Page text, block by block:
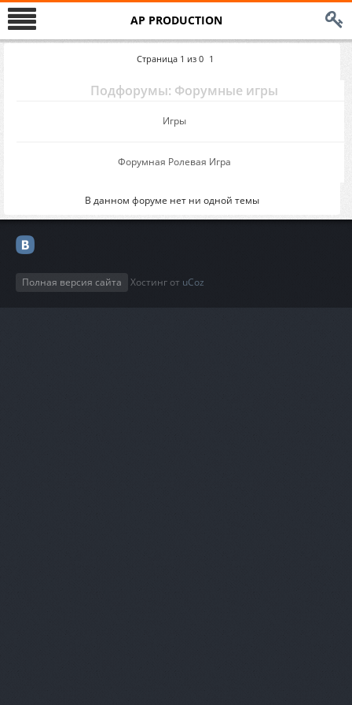
AP PRODUCTION
Страница 1 из 0 1
Подфорумы: Форумные игры
Игры
Форумная Ролевая Игра
В данном форуме нет ни одной темы
Полная версия сайта Хостинг от uCoz